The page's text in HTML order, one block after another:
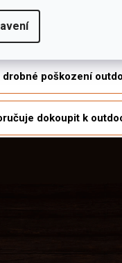
drobné poškození
dokoupit k